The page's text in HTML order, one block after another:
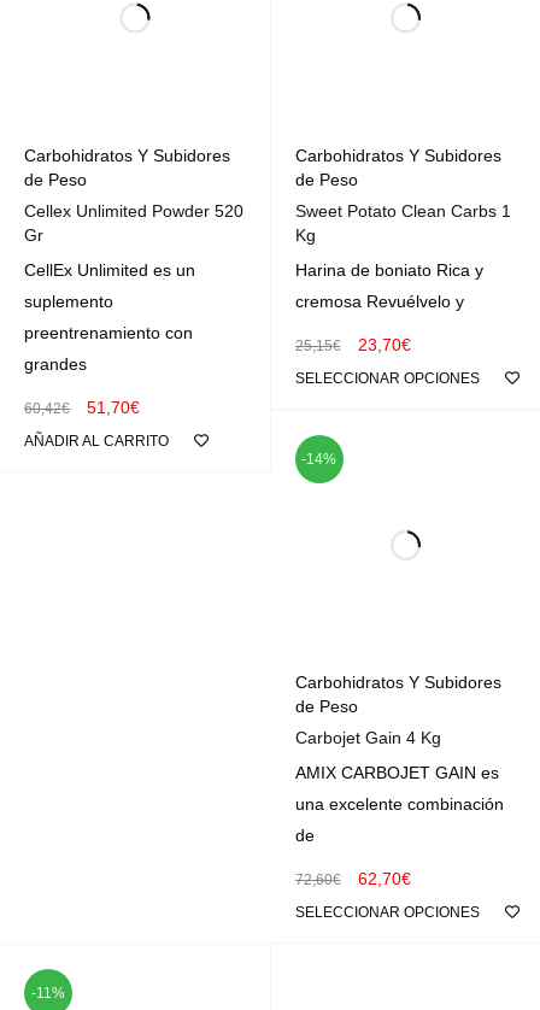
Carbohidratos Y Subidores
de Peso
Cellex Unlimited Powder 520
Gr
CellEx Unlimited es un
suplemento
preentrenamiento con
grandes
60,42€ 51,70€
AÑADIR AL CARRITO
Carbohidratos Y Subidores
de Peso
Sweet Potato Clean Carbs 1
Kg
Harina de boniato Rica y
cremosa Revuélvelo y
25,15€ 23,70€
SELECCIONAR OPCIONES
-14%
Carbohidratos Y Subidores
de Peso
Carbojet Gain 4 Kg
AMIX CARBOJET GAIN es
una excelente combinación
de
72,60€ 62,70€
SELECCIONAR OPCIONES
-11%